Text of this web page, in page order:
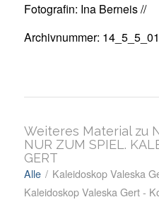
Fotografin: Ina Berneis //
Archivnummer:
Weiteres Material zu
NUR ZUM SPIEL.
GERT
Alle / Kaleidoskop Valeska
Kaleidoskop Valeska Gert -